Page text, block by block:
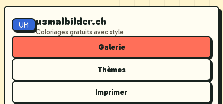
UM usmalbilder.ch
Coloriages gratuits avec style
Galerie
Thèmes
Imprimer